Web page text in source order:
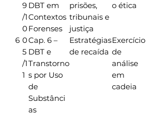
9
/1
0
DBT em
Contextos
Forenses
prisões,
tribunais e
justiça
o ética
6 0
5
/1
1
Cap. 6 –
DBT e
Transtorno
s por Uso
de
Substânci
as
Estratégias
de recaída
Exercício
de
análise
em
cadeia